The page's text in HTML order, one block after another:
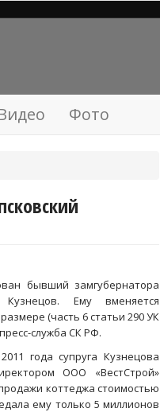
Фото
бывший замгубернатора
Кузнецов. Ему вменяется
(часть 6 статьи 290 УК
служба СК РФ.
года супруга Кузнецова
ООО «ВестСтрой»
коттеджа стоимостью
ему только 5 миллионов